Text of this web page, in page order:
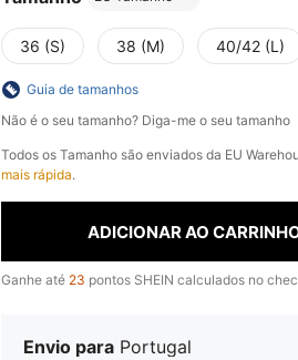
36 (S) 38 (M) 40/42 (L)
Guia de tamanhos
Não é o seu tamanho? Diga-me o seu tamanho
Todos os Tamanho são enviados da EU
mais rápida.
ADICIONAR AO
Ganhe até 23 pontos SHEIN calculados no
Envio para Portugal